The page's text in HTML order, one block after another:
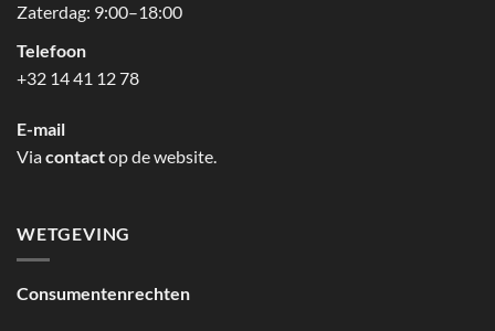
Zaterdag: 9:00–18:00
Telefoon
+32 14 41 12 78
E-mail
Viacontactop de website.
WETGEVING
Consumentenrechten